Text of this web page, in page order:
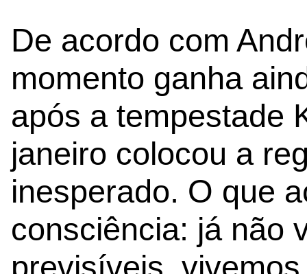
De acordo com
momento ganha
após a tempestade
janeiro colocou a
inesperado. O que
consciência: já não